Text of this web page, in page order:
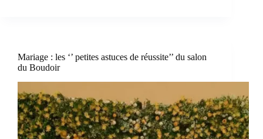
Mariage : les ‘’ petites astuces de réussite’’ du salon
du Boudoir